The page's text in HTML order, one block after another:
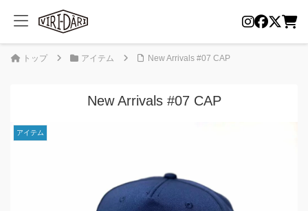
トップ アイテム New Arrivals #07 CAP
New Arrivals #07 CAP
アイテム